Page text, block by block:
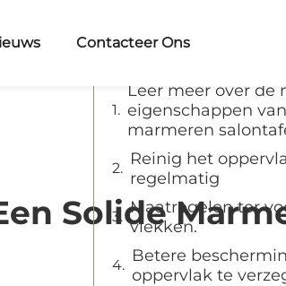
Contacteer Ons
Solide
Inhoudsopgave
Leer meer over de
eigenschappen
marmeren
Reinig het
regelmatig
Maatregelen ter
vlekken.
Betere
oppervlak te